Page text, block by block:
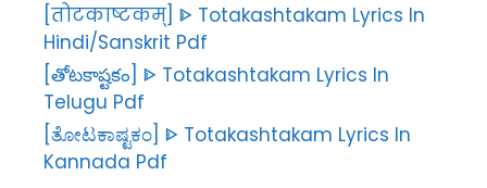
[तोटकाष्टकम्] ᐈ Totakashtakam Lyrics In
Hindi/Sanskrit Pdf
[తోటకాష్టకం] ᐈ Totakashtakam Lyrics In
Telugu Pdf
[ತೋಟಕಾಷ್ಟಕಂ] ᐈ Totakashtakam Lyrics In
Kannada Pdf